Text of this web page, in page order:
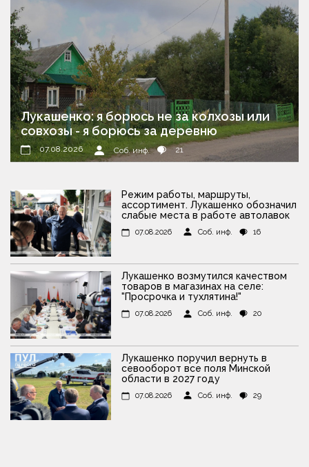
Лукашенко: я борюсь не за колхозы или
совхозы - я борюсь за деревню
07.08.2026 Соб. инф. 21
Режим работы, маршруты,
ассортимент. Лукашенко обозначил
слабые места в работе автолавок
07.08.2026 Соб. инф. 16
Лукашенко возмутился качеством
товаров в магазинах на селе:
"Просрочка и тухлятина!"
07.08.2026 Соб. инф. 20
Лукашенко поручил вернуть в
севооборот все поля Минской
области в 2027 году
07.08.2026 Соб. инф. 29